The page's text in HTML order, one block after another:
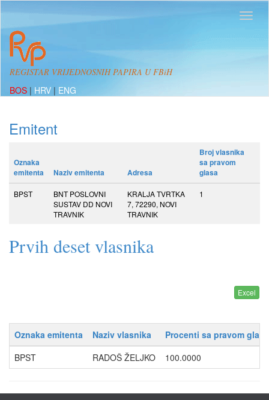
REGISTAR VRIJEDNOSNIH PAPIRA U FBiH
BOS | HRV | ENG
Emitent
Oznaka
emitenta
Naziv emitenta Adresa
Broj vlasnika
sa pravom
glasa
BPST
BNT POSLOVNI
SUSTAV DD NOVI
TRAVNIK
KRALJA TVRTKA
7, 72290, NOVI
TRAVNIK
1
Prvih deset vlasnika
Oznaka emitenta Naziv vlasnika
Procenti sa pravom glasa
BPST
RADOŠ ŽELJKO 100.0000